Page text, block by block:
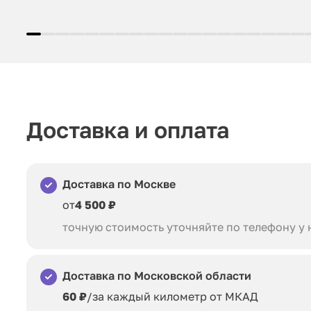
Доставка и оплата
Доставка по Москве
от4 500 ₽
точную стоимость уточняйте по телефону
Доставка по Московской области
60 ₽/за каждый километр от МКАД